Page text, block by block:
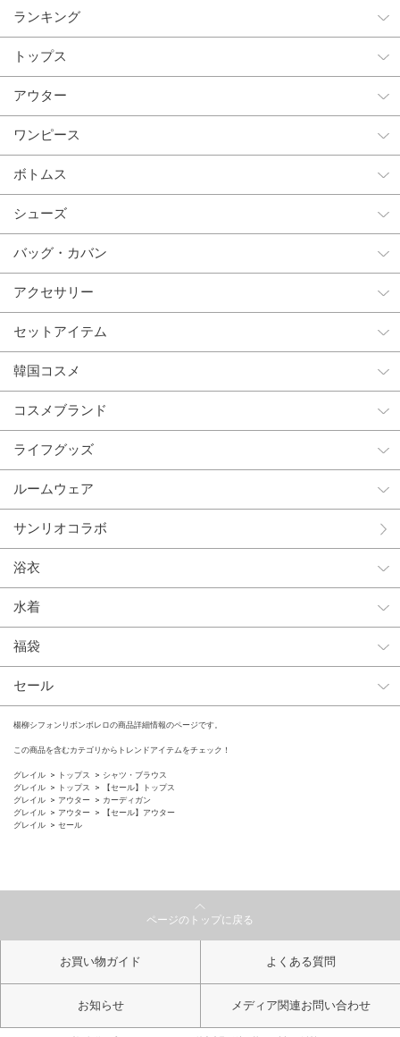
ランキング
トップス
アウター
ワンピース
ボトムス
シューズ
バッグ・カバン
アクセサリー
セットアイテム
韓国コスメ
コスメブランド
ライフグッズ
ルームウェア
サンリオコラボ
浴衣
水着
福袋
セール
楊柳シフォンリボンボレロの商品詳細情報のページです。
この商品を含むカテゴリからトレンドアイテムをチェック！
グレイル トップス
シャツ・ブラウス
グレイル
トップス
【セール】トップス
グレイル
アウター
カーディガン
グレイル
アウター
【セール】アウター
グレイル
セール
ページのトップに戻る
お買い物ガイド よくある質問
お知らせ メディア関連お問い合わせ